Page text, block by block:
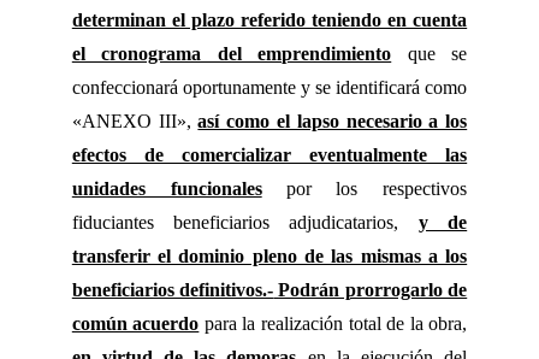
determinan el plazo referido teniendo en cuenta
el cronograma del emprendimiento que se
confeccionará oportunamente y se identificará como
«ANEXO III»,así como el lapso necesario a los
efectos de comercializar eventualmente las
unidades funcionales
por los respectivos
fiduciantes beneficiarios adjudicatarios, y de
transferir el dominio pleno de las mismas a los
beneficiarios definitivos.- Podrán prorrogarlo de
común acuerdo para la realización total de la obra,